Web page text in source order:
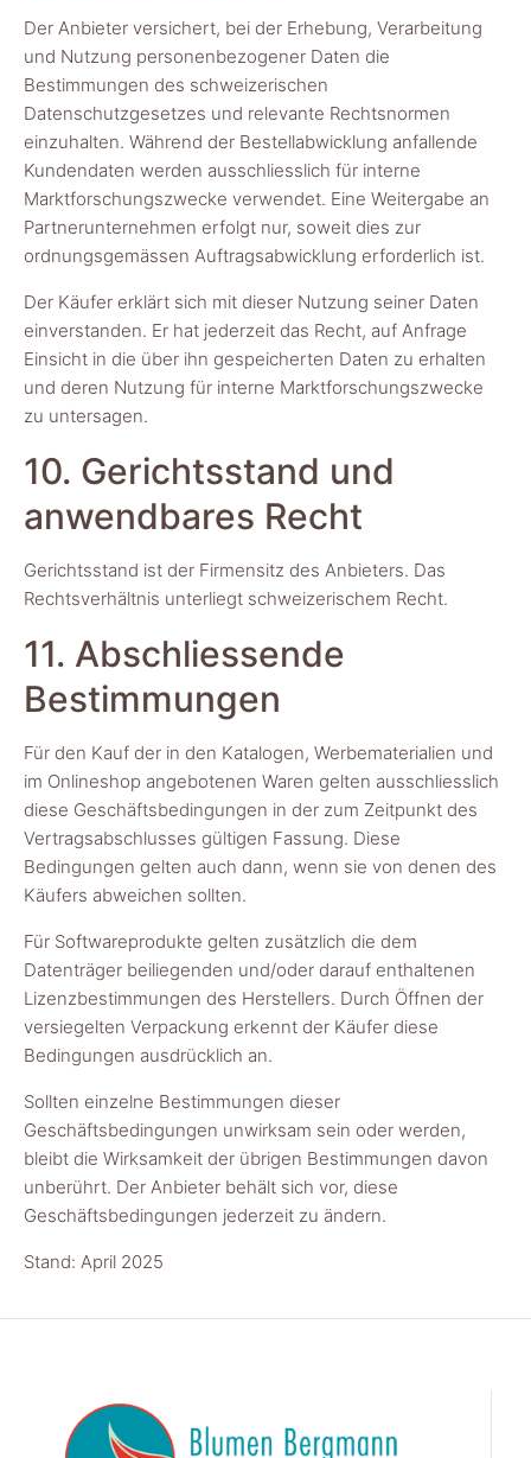
Der Anbieter versichert, bei der Erhebung, Verarbeitung
und Nutzung personenbezogener Daten die
Bestimmungen des schweizerischen
Datenschutzgesetzes und relevante Rechtsnormen
einzuhalten. Während der Bestellabwicklung anfallende
Kundendaten werden ausschliesslich für interne
Marktforschungszwecke verwendet. Eine Weitergabe an
Partnerunternehmen erfolgt nur, soweit dies zur
ordnungsgemässen Auftragsabwicklung erforderlich ist.
Der Käufer erklärt sich mit dieser Nutzung seiner Daten
einverstanden. Er hat jederzeit das Recht, auf Anfrage
Einsicht in die über ihn gespeicherten Daten zu erhalten
und deren Nutzung für interne Marktforschungszwecke
zu untersagen.
10. Gerichtsstand und
anwendbares Recht
Gerichtsstand ist der Firmensitz des Anbieters. Das
Rechtsverhältnis unterliegt schweizerischem Recht.
11. Abschliessende
Bestimmungen
Für den Kauf der in den Katalogen, Werbematerialien und
im Onlineshop angebotenen Waren gelten ausschliesslich
diese Geschäftsbedingungen in der zum Zeitpunkt des
Vertragsabschlusses gültigen Fassung. Diese
Bedingungen gelten auch dann, wenn sie von denen des
Käufers abweichen sollten.
Für Softwareprodukte gelten zusätzlich die dem
Datenträger beiliegenden und/oder darauf enthaltenen
Lizenzbestimmungen des Herstellers. Durch Öffnen der
versiegelten Verpackung erkennt der Käufer diese
Bedingungen ausdrücklich an.
Sollten einzelne Bestimmungen dieser
Geschäftsbedingungen unwirksam sein oder werden,
bleibt die Wirksamkeit der übrigen Bestimmungen davon
unberührt. Der Anbieter behält sich vor, diese
Geschäftsbedingungen jederzeit zu ändern.
Stand: April 2025